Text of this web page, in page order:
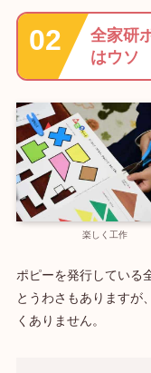
全家研
はウソ
楽しく工作
ポピーを発行している
とうわさもありますが
くありません。